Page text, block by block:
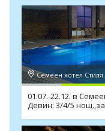
01.07.-22.12. в
Девин: 3/4/5
вечеря,басейн,сауна